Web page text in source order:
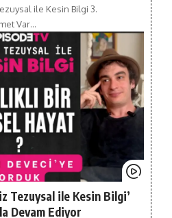
ile Kesin Bilgi 3.
Var…
Tezuysal ile Kesin Bilgi’
Devam Ediyor